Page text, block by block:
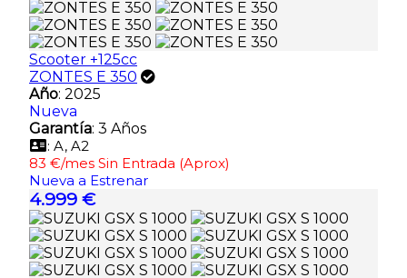
Scooter +125cc
ZONTES E 350
Año: 2025
Nueva
Garantía: 3 Años
: A, A2
83 €/mes Sin Entrada (Aprox)
Nueva a Estrenar
4.999 €